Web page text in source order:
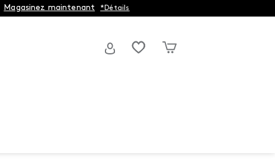
Magasinez maintenant *Détails